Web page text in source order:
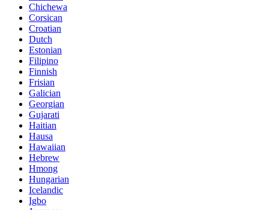
Chichewa
Corsican
Croatian
Dutch
Estonian
Filipino
Finnish
Frisian
Galician
Georgian
Gujarati
Haitian
Hausa
Hawaiian
Hebrew
Hmong
Hungarian
Icelandic
Igbo